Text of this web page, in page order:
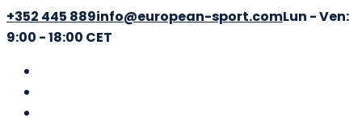
+352 445 889info@european-sport.comLun - Ven:
9:00 - 18:00 CET